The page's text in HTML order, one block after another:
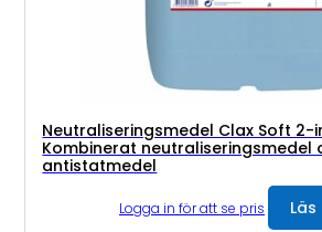
Neutraliseringsmedel Clax Soft 2-
Kombinerat neutraliseringsmedel
antistatmedel
Logga in för att se pris